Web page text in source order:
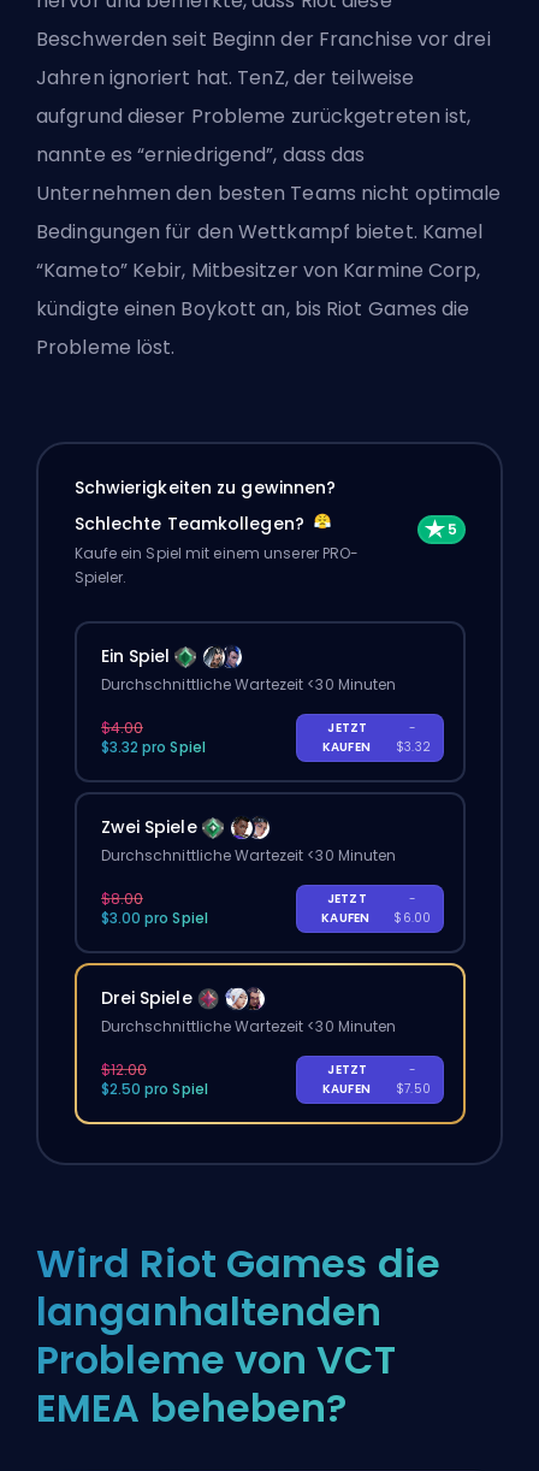
Beschwerden seit Beginn der Franchise vor drei
Jahren ignoriert hat. TenZ, der teilweise
aufgrund dieser Probleme zurückgetreten ist,
nannte es “erniedrigend”, dass das
Unternehmen den besten Teams nicht optimale
Bedingungen für den Wettkampf bietet. Kamel
“Kameto” Kebir, Mitbesitzer von Karmine Corp,
kündigte einen Boykott an, bis Riot Games die
Probleme löst.
Schwierigkeiten zu gewinnen?
Schlechte Teamkollegen?
Kaufe ein Spiel mit einem unserer PRO-
Spieler.
Ein Spiel
Durchschnittliche Wartezeit <30 Minuten
$4.00
$3.32 pro Spiel
JETZT
KAUFEN
-
$3.32
Zwei Spiele
Durchschnittliche Wartezeit <30 Minuten
$8.00
$3.00 pro Spiel
JETZT
KAUFEN
-
$6.00
Drei Spiele
Durchschnittliche Wartezeit <30 Minuten
$12.00
$2.50 pro Spiel
JETZT
KAUFEN
-
$7.50
Wird Riot Games die
langanhaltenden
Probleme von VCT
EMEA beheben?